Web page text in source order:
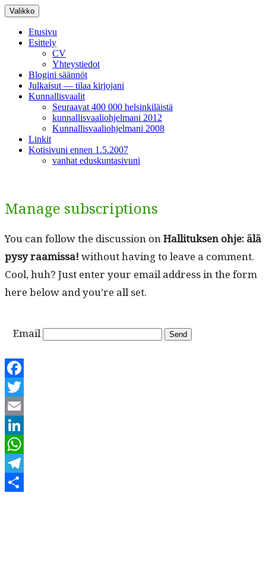
Siirry
sisältöön
Valikko
Etusivu
Esittely
CV
Yhteystiedot
Blogini säännöt
Julkaisut — tilaa kirjojani
Kunnallisvaalit
Seuraavat 400 000 helsinkiläistä
kunnallisvaaliohjelmani 2012
Kunnallisvaaliohjelmani 2008
Linkit
Kotisivuni ennen 1.5.2007
vanhat eduskuntasivuni
Manage subscriptions
You can fol­low the dis­cus­sion onHal­li­tuk­sen ohje: älä
pysy raamis­sa! with­out hav­ing to leave a com­ment.
Cool, huh? Just enter your email address in the form
here below and you’re all set.
Email
Facebook
Twitter
Email
LinkedIn
WhatsApp
Telegram